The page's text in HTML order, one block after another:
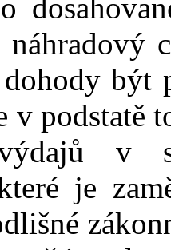
o
náhradový
být
v podstatě
v
je